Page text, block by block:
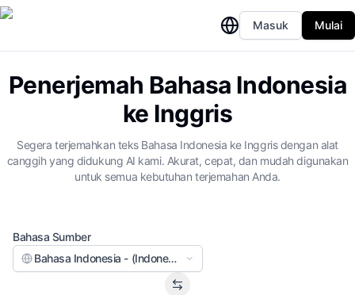
Masuk Mulai
Penerjemah Bahasa Indonesia
ke Inggris
Segera terjemahkan teks Bahasa Indonesia ke Inggris dengan alat
canggih yang didukung AI kami. Akurat, cepat, dan mudah digunakan
untuk semua kebutuhan terjemahan Anda.
Bahasa Sumber
Bahasa Indonesia - (Indonesian)